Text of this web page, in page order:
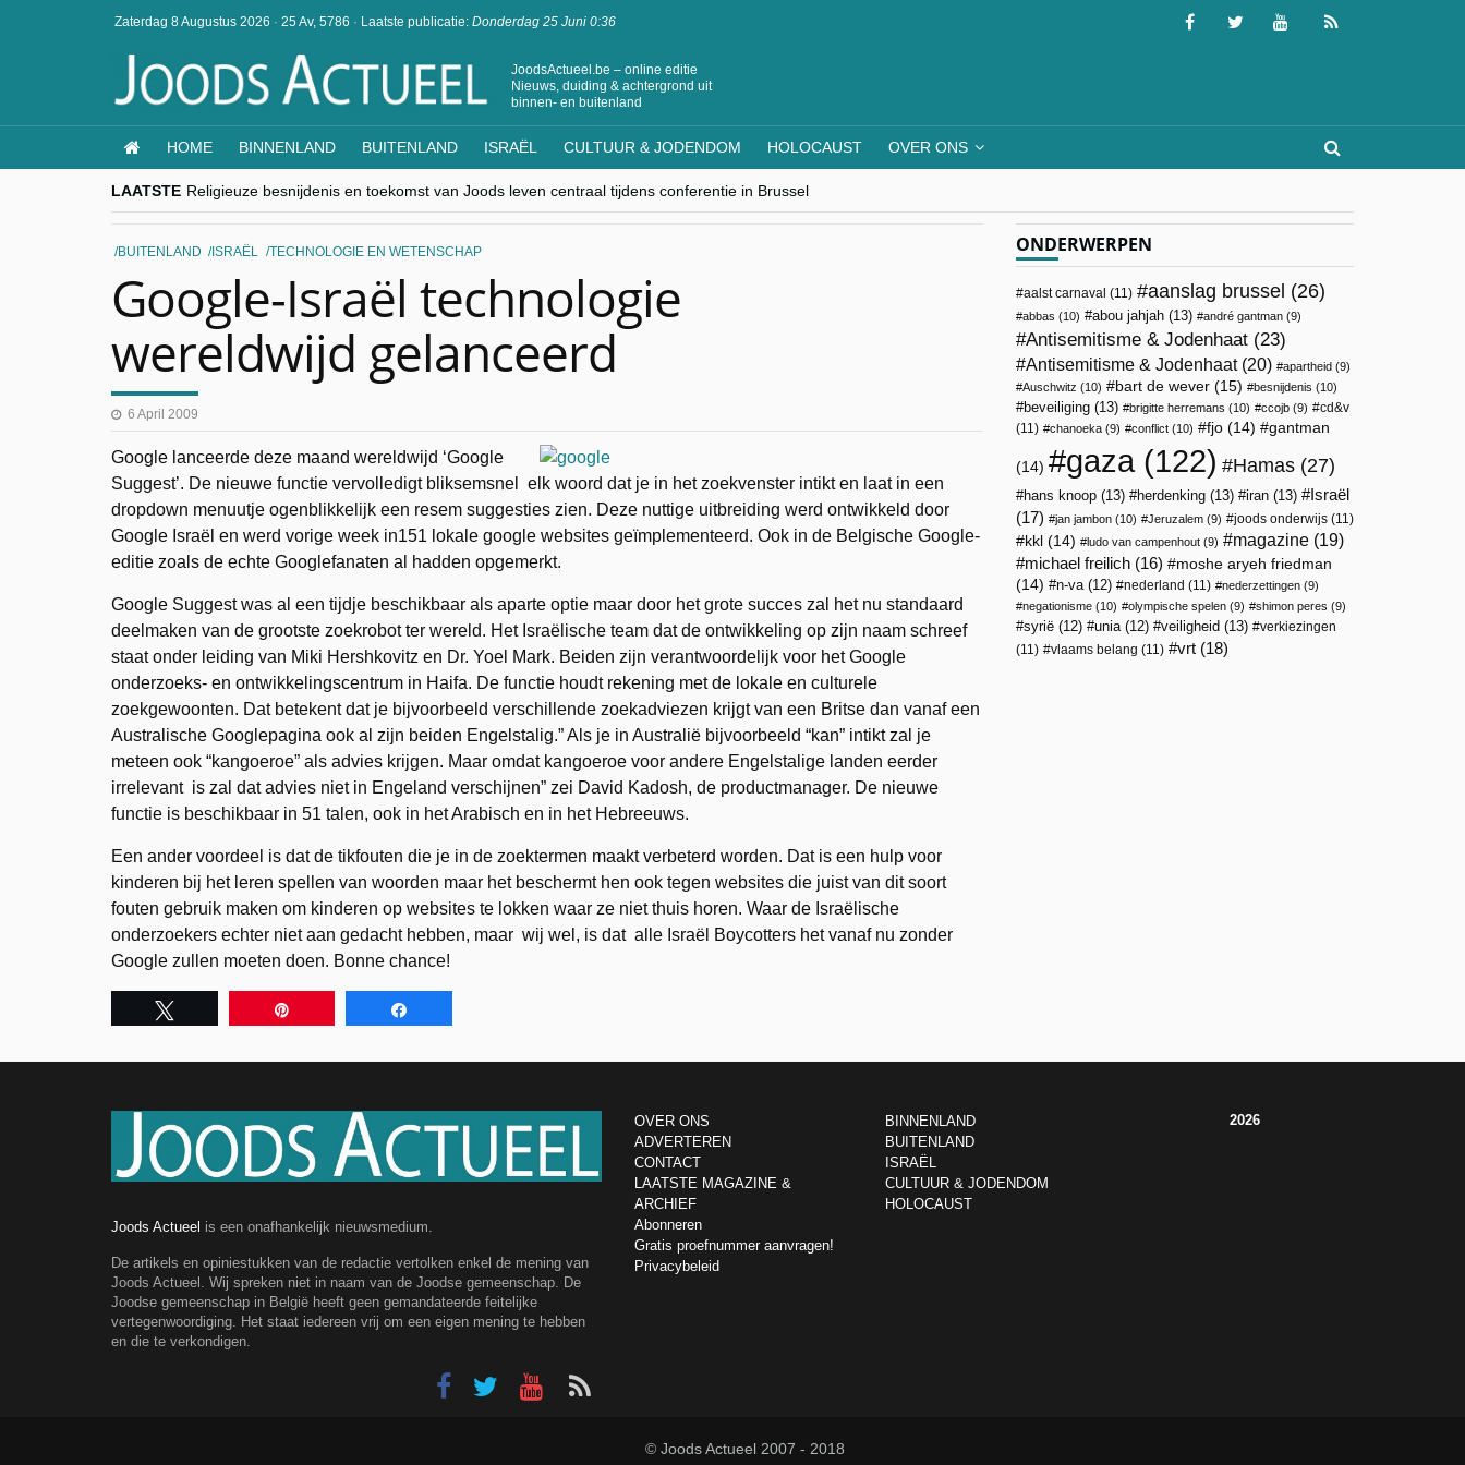
Zaterdag 8 Augustus 2026 · 25 Av, 5786 · Laatste publicatie: Donderdag 25 Juni 0:36
JoodsActueel.be – online editie
Nieuws, duiding & achtergrond uit
binnen- en buitenland
HOME BINNENLAND BUITENLAND ISRAËL CULTUUR & JODENDOM HOLOCAUST OVER ONS
LAATSTE Religieuze besnijdenis en toekomst van Joods leven centraal tijdens conferentie in Brussel
“Besnijdenisdebat toont hoe moeilijk seculiere Westen minderheden begrijpt”, Jinnih Beels (Vooruit)
CITYTRIP | ROEMENIË – Boekarest: de verrassing van Oost-Europa
“Vandaag zit elke Jood in België op de beklaagdenbank”
BUITENLAND ISRAËL TECHNOLOGIE EN WETENSCHAP
Google-Israël technologie
wereldwijd gelanceerd
6 April 2009
Google lanceerde deze maand wereldwijd ‘Google
Suggest’. De nieuwe functie vervolledigt bliksemsnel elk woord dat je in het zoekvenster intikt en laat in een
dropdown menuutje ogenblikkelijk een resem suggesties zien. Deze nuttige uitbreiding werd ontwikkeld door
Google Israël en werd vorige week in151 lokale google websites geïmplementeerd. Ook in de Belgische Google-
editie zoals de echte Googlefanaten al hadden opgemerkt.
Google Suggest was al een tijdje beschikbaar als aparte optie maar door het grote succes zal het nu standaard
deelmaken van de grootste zoekrobot ter wereld. Het Israëlische team dat de ontwikkeling op zijn naam schreef
staat onder leiding van Miki Hershkovitz en Dr. Yoel Mark. Beiden zijn verantwoordelijk voor het Google
onderzoeks- en ontwikkelingscentrum in Haifa. De functie houdt rekening met de lokale en culturele
zoekgewoonten. Dat betekent dat je bijvoorbeeld verschillende zoekadviezen krijgt van een Britse dan vanaf een
Australische Googlepagina ook al zijn beiden Engelstalig.” Als je in Australië bijvoorbeeld “kan” intikt zal je
meteen ook “kangoeroe” als advies krijgen. Maar omdat kangoeroe voor andere Engelstalige landen eerder
irrelevant is zal dat advies niet in Engeland verschijnen” zei David Kadosh, de productmanager. De nieuwe
functie is beschikbaar in 51 talen, ook in het Arabisch en in het Hebreeuws.
Een ander voordeel is dat de tikfouten die je in de zoektermen maakt verbeterd worden. Dat is een hulp voor
kinderen bij het leren spellen van woorden maar het beschermt hen ook tegen websites die juist van dit soort
fouten gebruik maken om kinderen op websites te lokken waar ze niet thuis horen. Waar de Israëlische
onderzoekers echter niet aan gedacht hebben, maar wij wel, is dat alle Israël Boycotters het vanaf nu zonder
Google zullen moeten doen. Bonne chance!
ONDERWERPEN
aalst carnaval (11) aanslag brussel (26)
abbas (10) abou jahjah (13) andré gantman (9)
Antisemitisme & Jodenhaat (23)
Antisemitisme & Jodenhaat(20) apartheid (9)
Auschwitz (10) bart de wever (15) besnijdenis (10)
beveiliging (13) brigitte herremans (10) ccojb (9)
cd&v
(11)
chanoeka (9) conflict (10) fjo (14) gantman
(14) gaza(122) Hamas (27)
hans knoop (13) herdenking (13) iran (13)
Israël
(17)
jan jambon (10) Jeruzalem (9) joods onderwijs (11)
kkl (14) ludo van campenhout (9) magazine (19)
michael freilich (16)
moshe aryeh friedman
(14)
n-va(12) nederland (11) nederzettingen (9)
negationisme (10) olympische spelen (9) shimon peres (9)
syrië (12) unia(12) veiligheid (13)
verkiezingen
(11)
vlaams belang (11) vrt (18)
Joods Actueel is een onafhankelijk nieuwsmedium.
De artikels en opiniestukken van de redactie vertolken enkel de mening van
Joods Actueel. Wij spreken niet in naam van de Joodse gemeenschap. De
Joodse gemeenschap in België heeft geen gemandateerde feitelijke
vertegenwoordiging. Het staat iedereen vrij om een eigen mening te hebben
en die te verkondigen.
OVER ONS
ADVERTEREN
CONTACT
LAATSTE MAGAZINE &
ARCHIEF
Abonneren
Gratis proefnummer aanvragen!
Privacybeleid
BINNENLAND
BUITENLAND
ISRAËL
CULTUUR & JODENDOM
HOLOCAUST
2026
© Joods Actueel 2007 - 2018